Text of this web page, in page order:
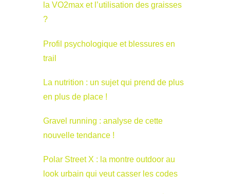
la VO2max et l’utilisation des graisses
?
Profil psychologique et blessures en
trail
La nutrition : un sujet qui prend de plus
en plus de place !
Gravel running : analyse de cette
nouvelle tendance !
Polar Street X : la montre outdoor au
look urbain qui veut casser les codes